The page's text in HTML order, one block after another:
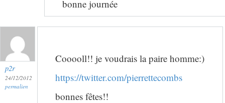
bonne journée
p2r
24/12/2012
permalien
Cooooll!! je voudrais la paire homme:)
https://twitter.com/pierrettecombs
bonnes fêtes!!